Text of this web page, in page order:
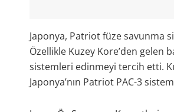
Japonya, Patriot füze savunma
Özellikle Kuzey Kore’den gelen
sistemleri edinmeyi tercih etti.
Japonya’nın Patriot PAC-3